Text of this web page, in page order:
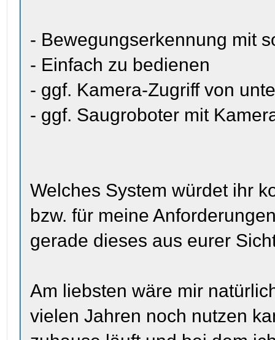
- Bewegungserkennung mit
- Einfach zu bedienen
- ggf. Kamera-Zugriff von
- ggf. Saugroboter mit
Welches System würdet ihr
bzw. für meine
gerade dieses aus eurer
Am liebsten wäre mir
vielen Jahren noch nutzen